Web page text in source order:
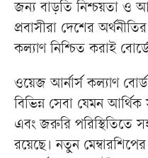
জন্য বাড়তি নিশ্চয়তা ও
প্রবাসীরা দেশের
কল্যাণ নিশ্চিত করাই
ওয়েজ আর্নার্স কল্যাণ
বিভিন্ন সেবা যেমন আর্থিক
এবং জরুরি পরিস্থিতিতে
রয়েছে। নতুন